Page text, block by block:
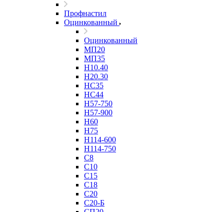
Профнастил
Оцинкованный
Оцинкованный
МП20
МП35
Н10.40
Н20.30
НС35
НС44
Н57-750
Н57-900
Н60
Н75
Н114-600
Н114-750
С8
С10
С15
С18
С20
С20-Б